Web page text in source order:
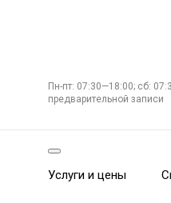
Пн-пт: 07:30—18:00; сб:
предварительной записи
Услуги и цены